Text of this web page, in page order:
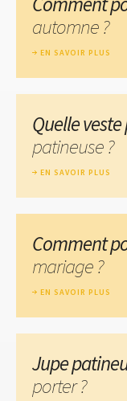
automne ?
EN SAVOIR PLUS
Quelle
patineuse ?
EN SAVOIR PLUS
Comment
mariage ?
EN SAVOIR PLUS
Jupe
porter ?